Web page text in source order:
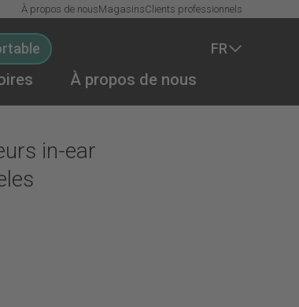
À propos de nousMagasinsClients professionnels
FR
À propos de nous
in-ear